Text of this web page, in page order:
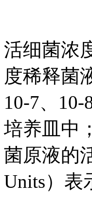
活细菌浓
度稀释菌
10-7、
培养皿中
菌原液的
Units）表